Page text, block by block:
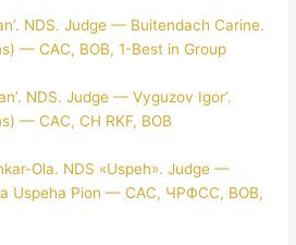
NDS. Judge — Buitendach Carine.
— CAC, BOB, 1-Best in Group
NDS. Judge — Vyguzov Igor’.
— CAC, CH RKF, BOB
Ola. NDS «Uspeh». Judge —
Uspeha Pion — CAC, ЧРФСС, BOB,